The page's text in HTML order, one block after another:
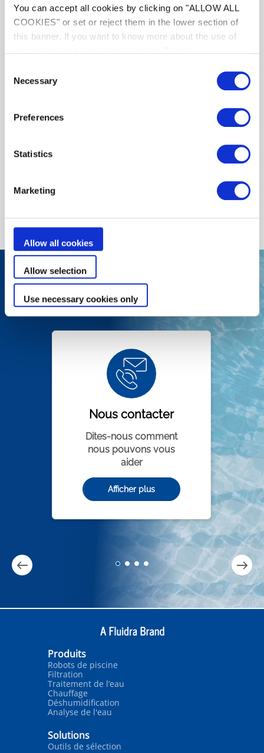
You can accept all cookies by clicking on "ALLOW ALL
COOKIES" or set or reject them in the lower section of
this banner. If you want to know more about the use of
Selection
Necessary
Preferences
Statistics
Marketing
Allow all cookies
Allow selection
Use necessary cookies only
Découvrir
Robots Électriques
Comparateur de
pompe à économie
Vous avez besoin d’aide ?
Nous contacter
Dites-nous comment
nous pouvons vous
aider
Afficher plus
Produits
Robots de piscine
Filtration
Traitement de l’eau
Chauffage
Déshumidification
Analyse de l'eau
Solutions
Outils de sélection